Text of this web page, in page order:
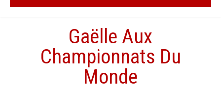
Gaëlle Aux
Championnats Du
Monde